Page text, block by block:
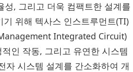
, 그리고 더욱 컴팩트한 설계를
위해 텍사스 인스트루먼트(TI)
Integrated Circuit)
인 작동, 그리고 유연한 시스템
자 시스템 설계를 간소화하여 개